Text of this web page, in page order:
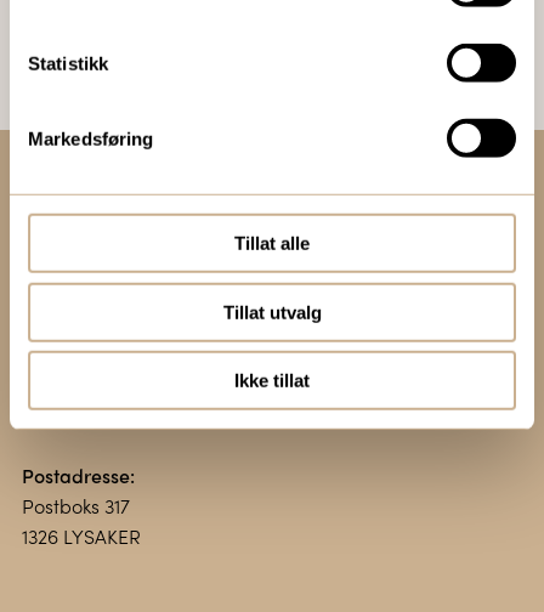
Statistikk
Markedsføring
Tillat alle
Tillat utvalg
Ikke tillat
Kontakt oss:
ortomedic@ortomedic.no
Besøksadresse:
1366 LYSAKER
Postadresse:
Postboks 317
1326 LYSAKER